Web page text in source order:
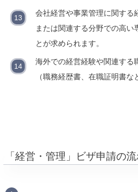
会社経営や事業管理に関する
または関連する分野での高い
とが求められます。
海外での経営経験や関連する
（職務経歴書、在職証明書な
「経営・管理」ビザ申請の